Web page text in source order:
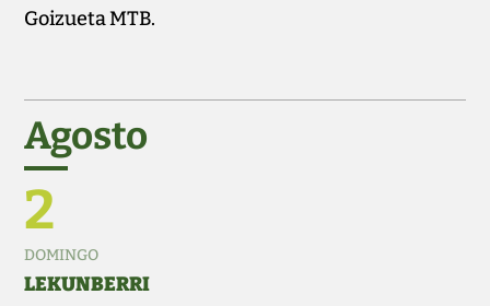
Goizueta MTB.
Agosto
2
DOMINGO
LEKUNBERRI